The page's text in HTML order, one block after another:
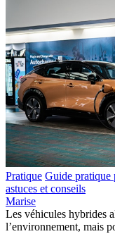
Pratique Guide pratique
astuces et conseils
Marise
Les véhicules hybrides
l’environnement, mais